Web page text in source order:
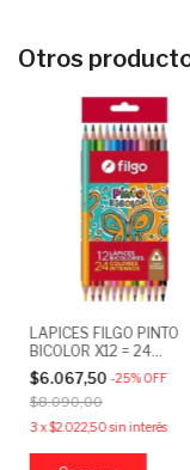
Otros
LAPICES FILGO PINTO
BICOLOR X12 = 24
COLORES
$6.067,50 -25%OFF
$8.090,00
3 x$2.022,50 sin interés